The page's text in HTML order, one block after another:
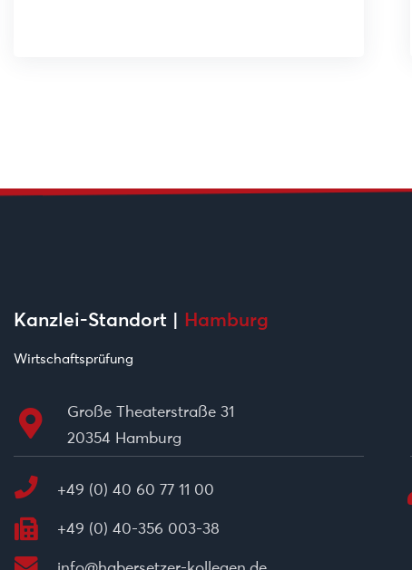
Kanzlei-Standort | Hamburg
Wirtschaftsprüfung
Große Theaterstraße 31
20354 Hamburg
+49 (0) 40 60 77 11 00
+49 (0) 40-356 003-38